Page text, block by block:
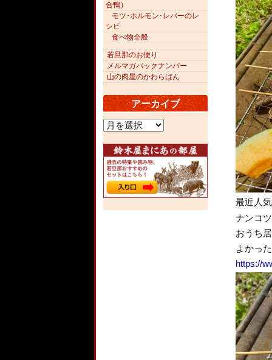
最近人
ナンコ
おうち
よかっ
https://
合鴨）
モツ･ホルモン･レバーのレ
シピ
食べ物全般
若旦那のお便り
メルマガバックナンバー
山の肉屋のかわらばん
アーカイブ
ア
ー
カ
イ
ブ